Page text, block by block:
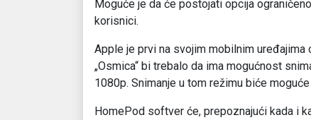
Moguće je da će postojati opcija
korisnici.
Apple je prvi na svojim mobilnim
„Osmica“ bi trebalo da ima mogućnost
1080p. Snimanje u tom režimu biće
HomePod softver će, prepoznajući kada i